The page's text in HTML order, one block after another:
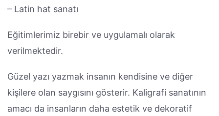
– Latin hat sanatı
Eğitimlerimiz birebir ve uygulamalı olarak
verilmektedir.
Güzel yazı yazmak insanın kendisine ve diğer
kişilere olan saygısını gösterir. Kaligrafi sanatının
amacı da insanların daha estetik ve dekoratif